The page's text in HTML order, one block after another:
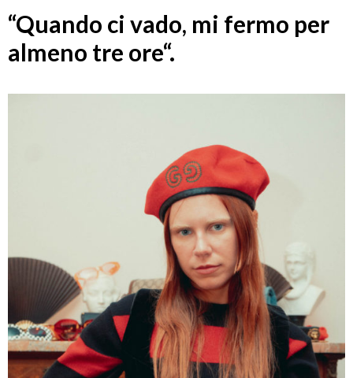
“Quando ci vado, mi fermo per
almeno tre ore“.